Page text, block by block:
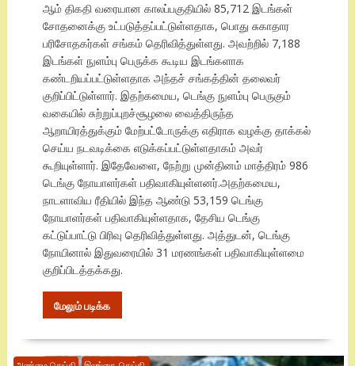
ஆம் திகதி வரையான காலப்பகுதியில் 85,712 இடங்கள்
சோதனைக்கு உட்படுத்தப்பட்டுள்ளதாக, பொது சுகாதார
பரிசோதகர்கள் சங்கம் தெரிவித்துள்ளது. அவற்றில் 7,188
இடங்கள் நுளம்பு பெருக்க கூடிய இடங்களாக
கண்டறியப்பட்டுள்ளதாக அந்தச் சங்கத்தின் தலைவர்
குறிப்பிட்டுள்ளார். இதற்கமைய, டெங்கு நுளம்பு பெருகும்
வகையில் சுற்றுப்புறச்சூழலை வைத்திருந்த
ஆறாயிரத்துக்கும் மேற்பட்டோருக்கு எதிராக வழக்கு தாக்கல்
செய்ய நடவடிக்கை எடுக்கப்பட்டுள்ளதாகம் அவர்
கூறியுள்ளார். இதேவேளை, நேற்று முன்தினம் மாத்திரம் 986
டெங்கு நோயாளர்கள் பதிவாகியுள்ளனர்.அதற்கமைய,
நாடளாவிய ரீதியில் இந்த ஆண்டு 53,159 டெங்கு
நோயாளர்கள் பதிவாகியுள்ளதாக, தேசிய டெங்கு
கட்டுப்பாட்டு பிரிவு தெரிவித்துள்ளது. அத்துடன், டெங்கு
நோயினால் இதுவரையில் 31 மரணங்கள் பதிவாகியுள்ளமை
குறிப்பிடத்தக்கது.
மேலும் படிக்க